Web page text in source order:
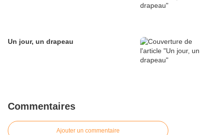
Un jour, un drapeau
Commentaires
Ajouter un commentaire